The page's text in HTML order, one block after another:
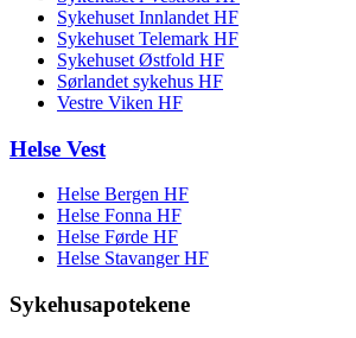
Sykehuset Innlandet HF
Sykehuset Telemark HF
Sykehuset Østfold HF
Sørlandet sykehus HF
Vestre Viken HF
Helse Vest
Helse Bergen HF
Helse Fonna HF
Helse Førde HF
Helse Stavanger HF
Sykehusapotekene